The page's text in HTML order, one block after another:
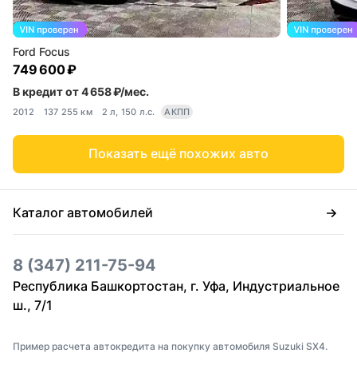
Ford Focus
749 600 ₽
В кредит от 4 658 ₽/мес.
2012 137 255 км 2 л, 150 л.с. АКПП
Показать ещё похожих авто
Каталог автомобилей
8 (347) 211-75-94
Республика Башкортостан, г. Уфа, Индустриальное
ш., 7/1
Пример расчета автокредита на покупку автомобиля Suzuki SX4.